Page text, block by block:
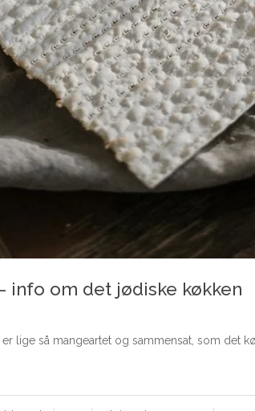
info om det jødiske køkken
lige så mangeartet og sammensat, som det